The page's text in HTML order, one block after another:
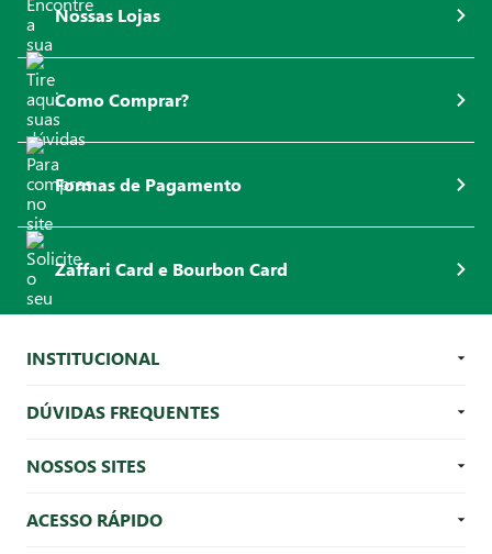
Nossas Lojas
Como Comprar?
Formas de Pagamento
Zaffari Card e Bourbon Card
INSTITUCIONAL
DÚVIDAS FREQUENTES
NOSSOS SITES
ACESSO RÁPIDO